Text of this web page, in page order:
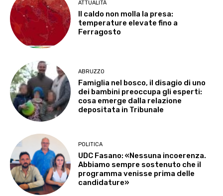
ATTUALITÀ
Il caldo non molla la presa:
temperature elevate fino a
Ferragosto
ABRUZZO
Famiglia nel bosco, il disagio di uno
dei bambini preoccupa gli esperti:
cosa emerge dalla relazione
depositata in Tribunale
POLITICA
UDC Fasano: «Nessuna incoerenza.
Abbiamo sempre sostenuto che il
programma venisse prima delle
candidature»